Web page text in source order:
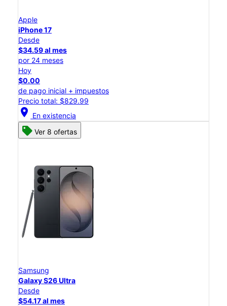
Apple
iPhone 17
Desde
$34.59 al mes
por 24 meses
Hoy
$0.00
de pago inicial + impuestos
Precio total: $829.99
location_on En existencia
Ver 8 ofertas
Samsung
Galaxy S26 Ultra
Desde
$54.17 al mes